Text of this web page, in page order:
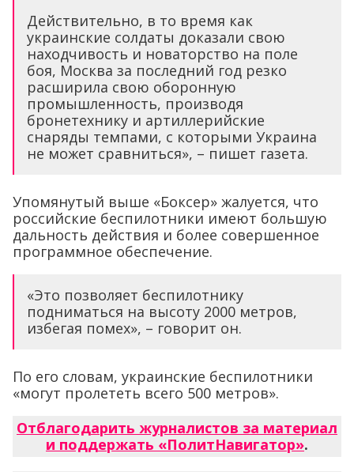
Действительно, в то время как
украинские солдаты доказали свою
находчивость и новаторство на поле
боя, Москва за последний год резко
расширила свою оборонную
промышленность, производя
бронетехнику и артиллерийские
снаряды темпами, с которыми Украина
не может сравниться», – пишет газета.
Упомянутый выше «Боксер» жалуется, что
российские беспилотники имеют большую
дальность действия и более совершенное
программное обеспечение.
«Это позволяет беспилотнику
подниматься на высоту 2000 метров,
избегая помех», – говорит он.
По его словам, украинские беспилотники
«могут пролететь всего 500 метров».
Отблагодарить журналистов за материал
и поддержать «ПолитНавигатор».